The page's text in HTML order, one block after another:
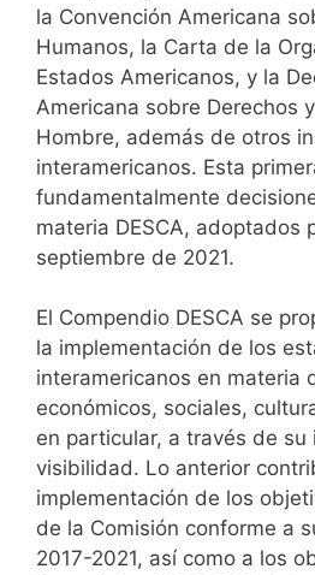
la Convención Americana
Humanos, la Carta de la
Estados Americanos, y la
Americana sobre Derechos
Hombre, además de otros
interamericanos. Esta
fundamentalmente
materia DESCA, adoptados
septiembre de 2021.
El Compendio DESCA se
la implementación de los
interamericanos en materia
económicos, sociales,
en particular, a través de
visibilidad. Lo anterior
implementación de los
de la Comisión conforme a
2017-2021, así como a los